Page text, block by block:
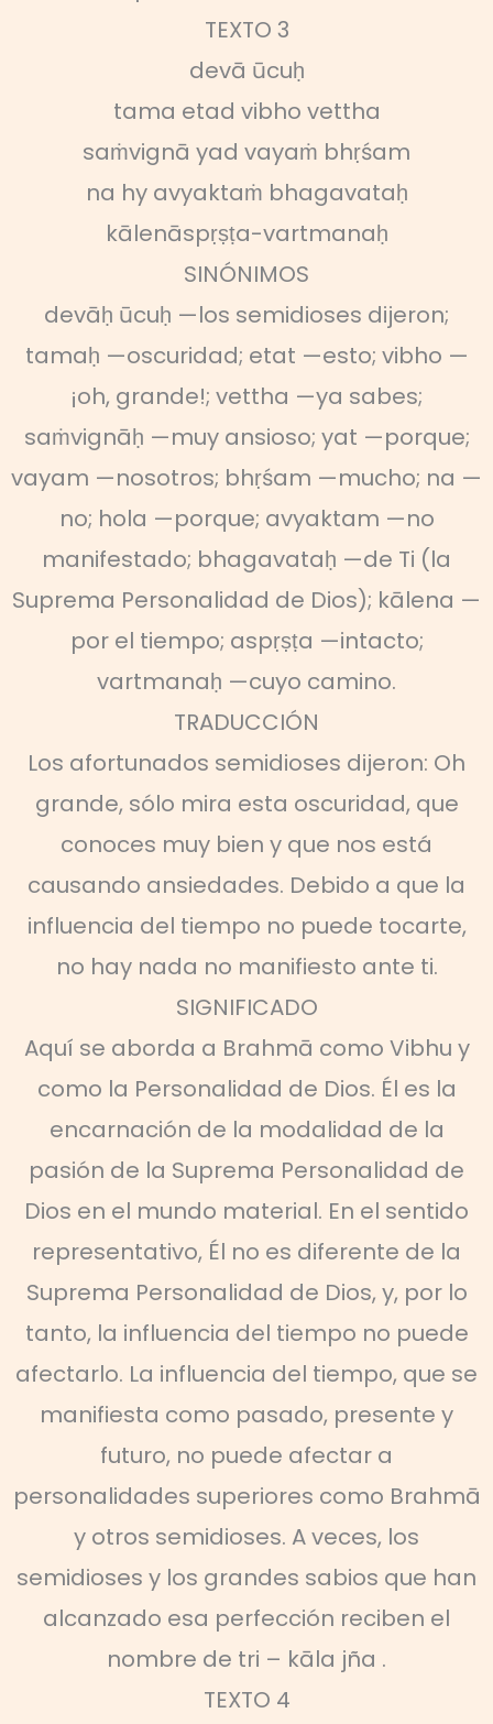
TEXTO 3
devā ūcuḥ
tama etad vibho vettha
saṁvignā yad vayaṁ bhṛśam
na hy avyaktaṁ bhagavataḥ
kālenāspṛṣṭa-vartmanaḥ
SINÓNIMOS
devāḥ ūcuḥ —los semidioses dijeron;
tamaḥ —oscuridad; etat —esto; vibho —
¡oh, grande!; vettha —ya sabes;
saṁvignāḥ —muy ansioso; yat —porque;
vayam —nosotros; bhṛśam —mucho; na —
no; hola —porque; avyaktam —no
manifestado; bhagavataḥ —de Ti (la
Suprema Personalidad de Dios); kālena —
por el tiempo; aspṛṣṭa —intacto;
vartmanaḥ —cuyo camino.
TRADUCCIÓN
Los afortunados semidioses dijeron: Oh
grande, sólo mira esta oscuridad, que
conoces muy bien y que nos está
causando ansiedades. Debido a que la
influencia del tiempo no puede tocarte,
no hay nada no manifiesto ante ti.
SIGNIFICADO
Aquí se aborda a Brahmā como Vibhu y
como la Personalidad de Dios. Él es la
encarnación de la modalidad de la
pasión de la Suprema Personalidad de
Dios en el mundo material. En el sentido
representativo, Él no es diferente de la
Suprema Personalidad de Dios, y, por lo
tanto, la influencia del tiempo no puede
afectarlo. La influencia del tiempo, que se
manifiesta como pasado, presente y
futuro, no puede afectar a
personalidades superiores como Brahmā
y otros semidioses. A veces, los
semidioses y los grandes sabios que han
alcanzado esa perfección reciben el
nombre de tri – kāla jña .
TEXTO 4